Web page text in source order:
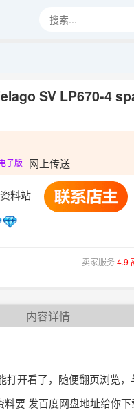
SV LP670-4
子版 网上传送
料站
卖家服务4.9
内容详情
开看了，随便翻页浏览，
要 发百度网盘地址给你下